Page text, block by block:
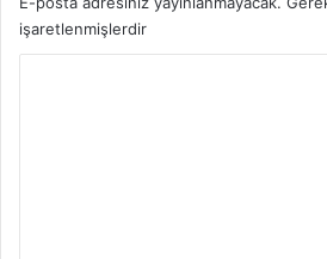
işaretlenmişlerdir